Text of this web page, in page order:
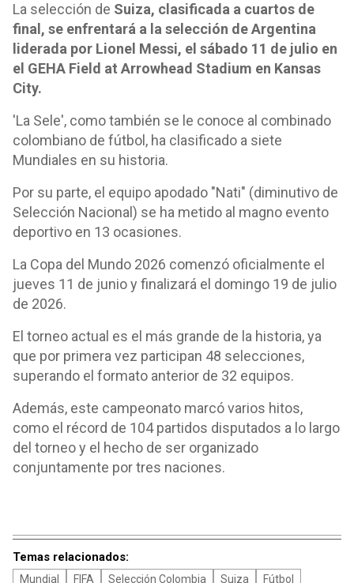
La selección de Suiza, clasificada a cuartos de
final, se enfrentará a la selección de Argentina
liderada por Lionel Messi, el sábado 11 de julio en
el GEHA Field at Arrowhead Stadium en Kansas
City.
'La Sele', como también se le conoce al combinado
colombiano de fútbol, ha clasificado a siete
Mundiales en su historia.
Por su parte, el equipo apodado "Nati" (diminutivo de
Selección Nacional) se ha metido al magno evento
deportivo en 13 ocasiones.
La Copa del Mundo 2026 comenzó oficialmente el
jueves 11 de junio y finalizará el domingo 19 de julio
de 2026.
El torneo actual es el más grande de la historia, ya
que por primera vez participan 48 selecciones,
superando el formato anterior de 32 equipos.
Además, este campeonato marcó varios hitos,
como el récord de 104 partidos disputados a lo largo
del torneo y el hecho de ser organizado
conjuntamente por tres naciones.
Temas relacionados:
Mundial FIFA Selección Colombia Suiza Fútbol